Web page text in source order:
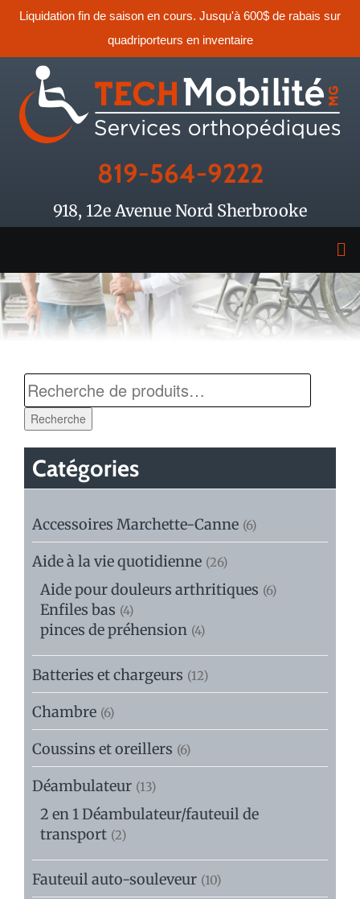
Liquidation fin de saison en cours. Jusqu'à 600$ de rabais sur
quadriporteurs en inventaire
819-564-9222
918, 12e Avenue Nord Sherbrooke
Recherche
Catégories
Accessoires Marchette-Canne (6)
Aide à la vie quotidienne (26)
Aide pour douleurs arthritiques (6)
Enfiles bas (4)
pinces de préhension (4)
Batteries et chargeurs (12)
Chambre (6)
Coussins et oreillers (6)
Déambulateur (13)
2 en 1 Déambulateur/fauteuil de
transport (2)
Fauteuil auto-souleveur (10)